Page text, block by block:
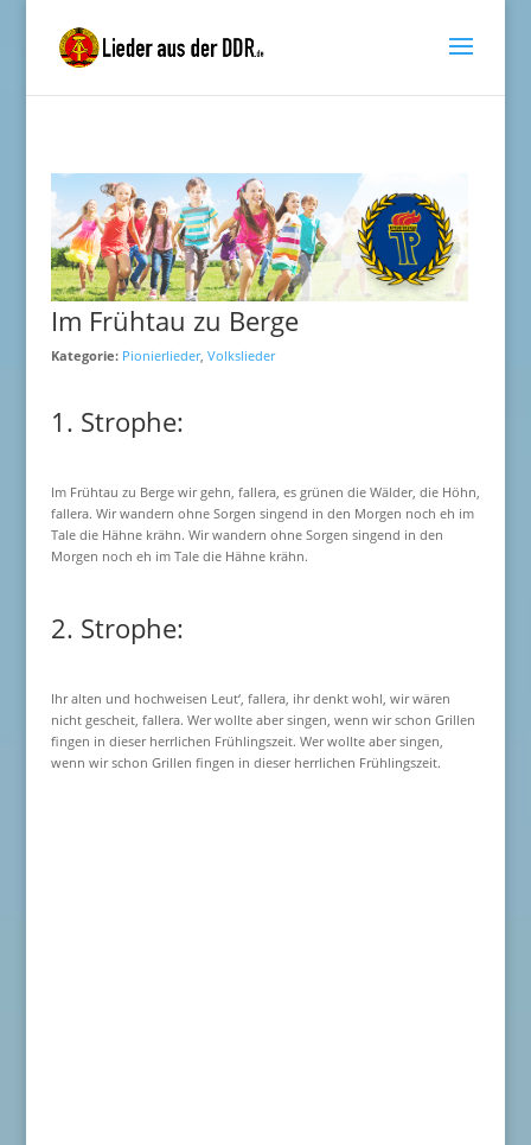
Im Frühtau zu Berge
Kategorie: Pionierlieder, Volkslieder
1. Strophe:
Im Frühtau zu Berge wir gehn, fallera, es grünen die Wälder, die Höhn,
fallera. Wir wandern ohne Sorgen singend in den Morgen noch eh im
Tale die Hähne krähn. Wir wandern ohne Sorgen singend in den
Morgen noch eh im Tale die Hähne krähn.
2. Strophe:
Ihr alten und hochweisen Leut‘, fallera, ihr denkt wohl, wir wären
nicht gescheit, fallera. Wer wollte aber singen, wenn wir schon Grillen
fingen in dieser herrlichen Frühlingszeit. Wer wollte aber singen,
wenn wir schon Grillen fingen in dieser herrlichen Frühlingszeit.